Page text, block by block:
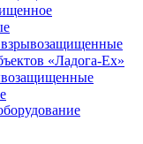
«Ладога-Ex»